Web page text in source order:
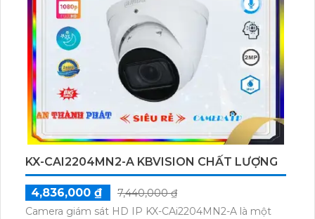
KX-CAI2204MN2-A KBVISION CHẤT LƯỢNG
4,836,000 ₫
7,440,000 ₫
Camera giám sát HD IP KX-CAi2204MN2-A là một